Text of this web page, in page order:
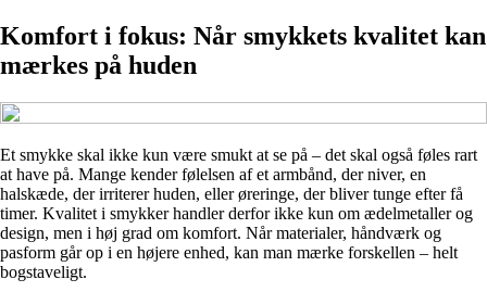
Komfort i fokus: Når smykkets kvalitet kan
mærkes på huden
Et smykke skal ikke kun være smukt at se på – det skal også føles rart
at have på. Mange kender følelsen af et armbånd, der niver, en
halskæde, der irriterer huden, eller øreringe, der bliver tunge efter få
timer. Kvalitet i smykker handler derfor ikke kun om ædelmetaller og
design, men i høj grad om komfort. Når materialer, håndværk og
pasform går op i en højere enhed, kan man mærke forskellen – helt
bogstaveligt.